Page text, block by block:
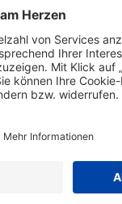
vor der
oder den puren